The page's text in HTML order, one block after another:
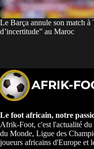
Le Barça annule son match à
d’incertitude” au Maroc
Le foot africain, notre
Afrik-Foot, c'est l'actualité
du Monde, Ligue des
joueurs africains d'Europe et